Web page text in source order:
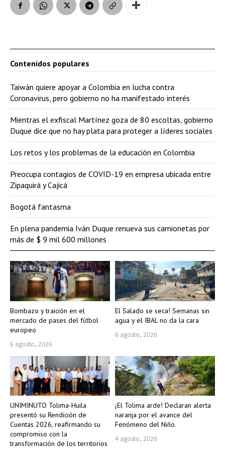
Bombazo y traición en el
mercado de pases del fútbol
europeo
6 agosto, 2026
El Salado se seca! Semanas sin
agua y el IBAL no da la cara
6 agosto, 2026
UNIMINUTO Tolima-Huila
presentó su Rendición de
Cuentas 2026, reafirmando su
compromiso con la
transformación de los territorios
¡El Tolima arde! Declaran alerta
naranja por el avance del
Fenómeno del Niño.
4 agosto, 2026
Contenidos populares
Taiwán quiere apoyar a Colombia en lucha contra
Coronavirus, pero gobierno no ha manifestado interés
Mientras el exfiscal Martínez goza de 80 escoltas, gobierno
Duque dice que no hay plata para proteger a líderes sociales
Los retos y los problemas de la educación en Colombia
Preocupa contagios de COVID-19 en empresa ubicada entre
Zipaquirá y Cajicá
Bogotá fantasma
En plena pandemia Iván Duque renueva sus camionetas por
más de $ 9 mil 600 millones